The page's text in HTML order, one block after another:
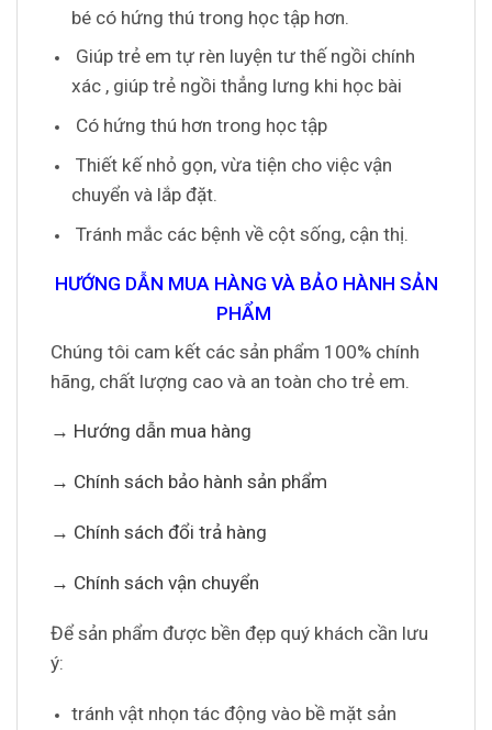
bé có hứng thú trong học tập hơn.
Giúp trẻ em tự rèn luyện tư thế ngồi chính
xác , giúp trẻ ngồi thẳng lưng khi học bài
Có hứng thú hơn trong học tập
Thiết kế nhỏ gọn, vừa tiện cho việc vận
chuyển và lắp đặt.
Tránh mắc các bệnh về cột sống, cận thị.
HƯỚNG DẪN MUA HÀNG VÀ BẢO HÀNH SẢN
PHẨM
Chúng tôi cam kết các sản phẩm 100% chính
hãng, chất lượng cao và an toàn cho trẻ em.
→ Hướng dẫn mua hàng
→ Chính sách bảo hành sản phẩm
→ Chính sách đổi trả hàng
→ Chính sách vận chuyển
Để sản phẩm được bền đẹp quý khách cần lưu
ý:
tránh vật nhọn tác động vào bề mặt sản